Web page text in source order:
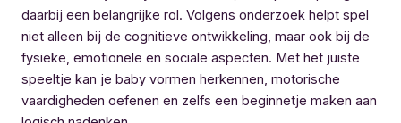
daarbij een belangrijke rol. Volgens onderzoek helpt spel
niet alleen bij de cognitieve ontwikkeling, maar ook bij de
fysieke, emotionele en sociale aspecten. Met het juiste
speeltje kan je baby vormen herkennen, motorische
vaardigheden oefenen en zelfs een beginnetje maken aan